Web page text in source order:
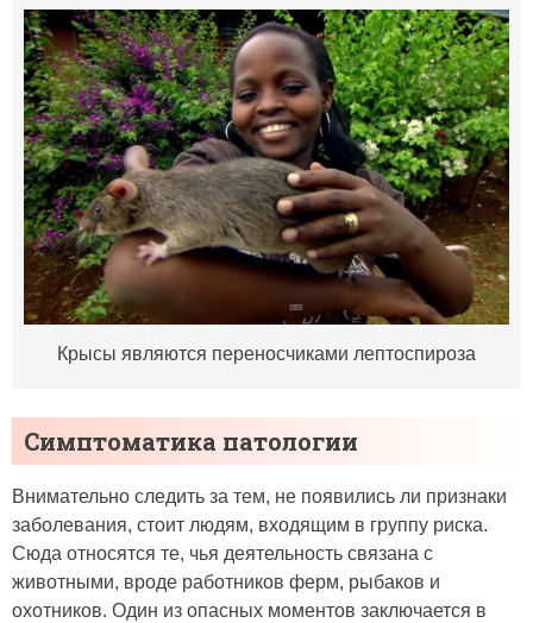
Крысы являются переносчиками лептоспироза
Симптоматика патологии
Внимательно следить за тем, не появились ли признаки
заболевания, стоит людям, входящим в группу риска.
Сюда относятся те, чья деятельность связана с
животными, вроде работников ферм, рыбаков и
охотников. Один из опасных моментов заключается в